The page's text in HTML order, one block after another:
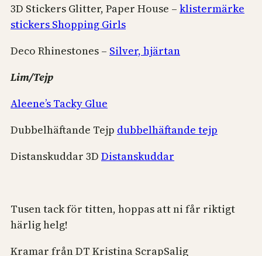
3D Stickers Glitter, Paper House – klistermärke
stickers Shopping Girls
Deco Rhinestones – Silver, hjärtan
Lim/Tejp
Aleene’s Tacky Glue
Dubbelhäftande Tejp dubbelhäftande tejp
Distanskuddar 3D Distanskuddar
Tusen tack för titten, hoppas att ni får riktigt
härlig helg!
Kramar från DT Kristina ScrapSalig